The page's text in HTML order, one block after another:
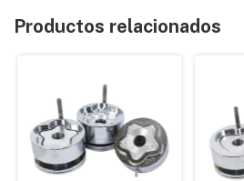
Productos relacionados